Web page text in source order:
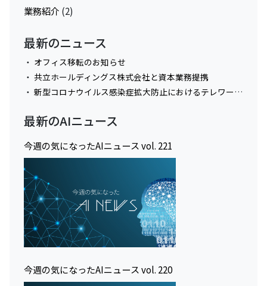
業務紹介 (2)
最新のニュース
オフィス移転のお知らせ
共立ホールディングス株式会社と資本業務提携
新型コロナウイルス感染症拡大防止におけるテレワーク実施に関してのお知らせ
最新のAIニュース
今週の気になったAIニュース vol. 221
今週の気になったAIニュース vol. 220